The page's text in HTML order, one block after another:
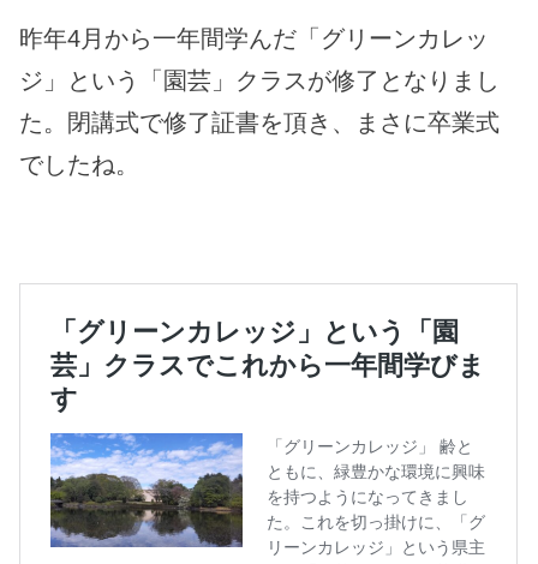
昨年4月から一年間学んだ「グリーンカレッ
ジ」という「園芸」クラスが修了となりまし
た。閉講式で修了証書を頂き、まさに卒業式
でしたね。